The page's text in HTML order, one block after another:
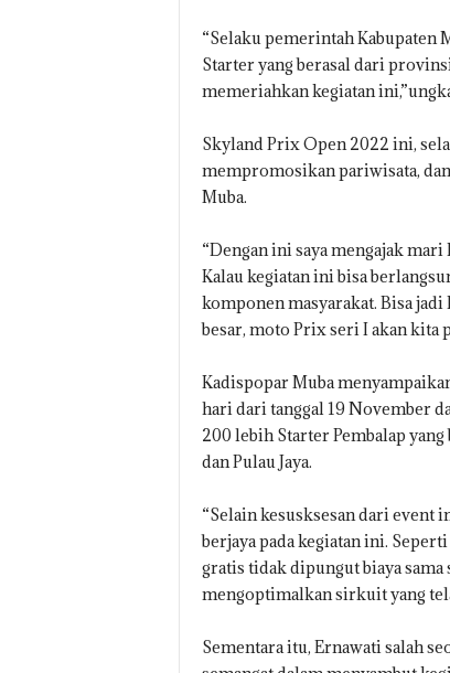
“Selaku pemerintah Kabupaten
Starter yang berasal dari
memeriahkan kegiatan
Skyland Prix Open 2022 ini,
mempromosikan pariwisata,
Muba.
“Dengan ini saya mengajak
Kalau kegiatan ini bisa
komponen masyarakat. Bisa
besar, moto Prix seri I akan kita
Kadispopar Muba
hari dari tanggal 19 November
200 lebih Starter Pembalap yang
dan Pulau Jaya.
“Selain kesusksesan dari event
berjaya pada kegiatan ini.
gratis tidak dipungut biaya
mengoptimalkan sirkuit yang
Sementara itu, Ernawati salah